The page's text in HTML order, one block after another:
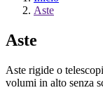
Aste
Aste
Aste rigide o
volumi in alto senza